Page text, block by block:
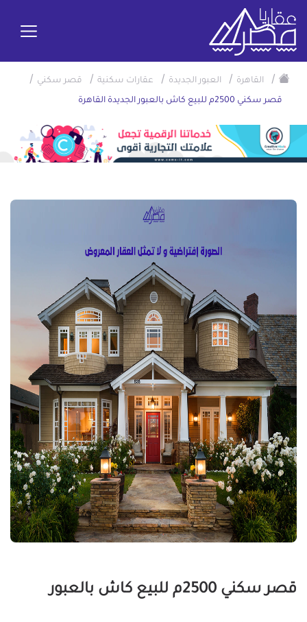
/ القاهرة / العبور الجديدة / عقارات سكنية / قصر سكني /
قصر سكني 2500م للبيع كاش بالعبور الجديدة القاهرة
قصر سكني 2500م للبيع كاش بالعبور